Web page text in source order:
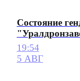
Состояние
19:54
5 АВГ